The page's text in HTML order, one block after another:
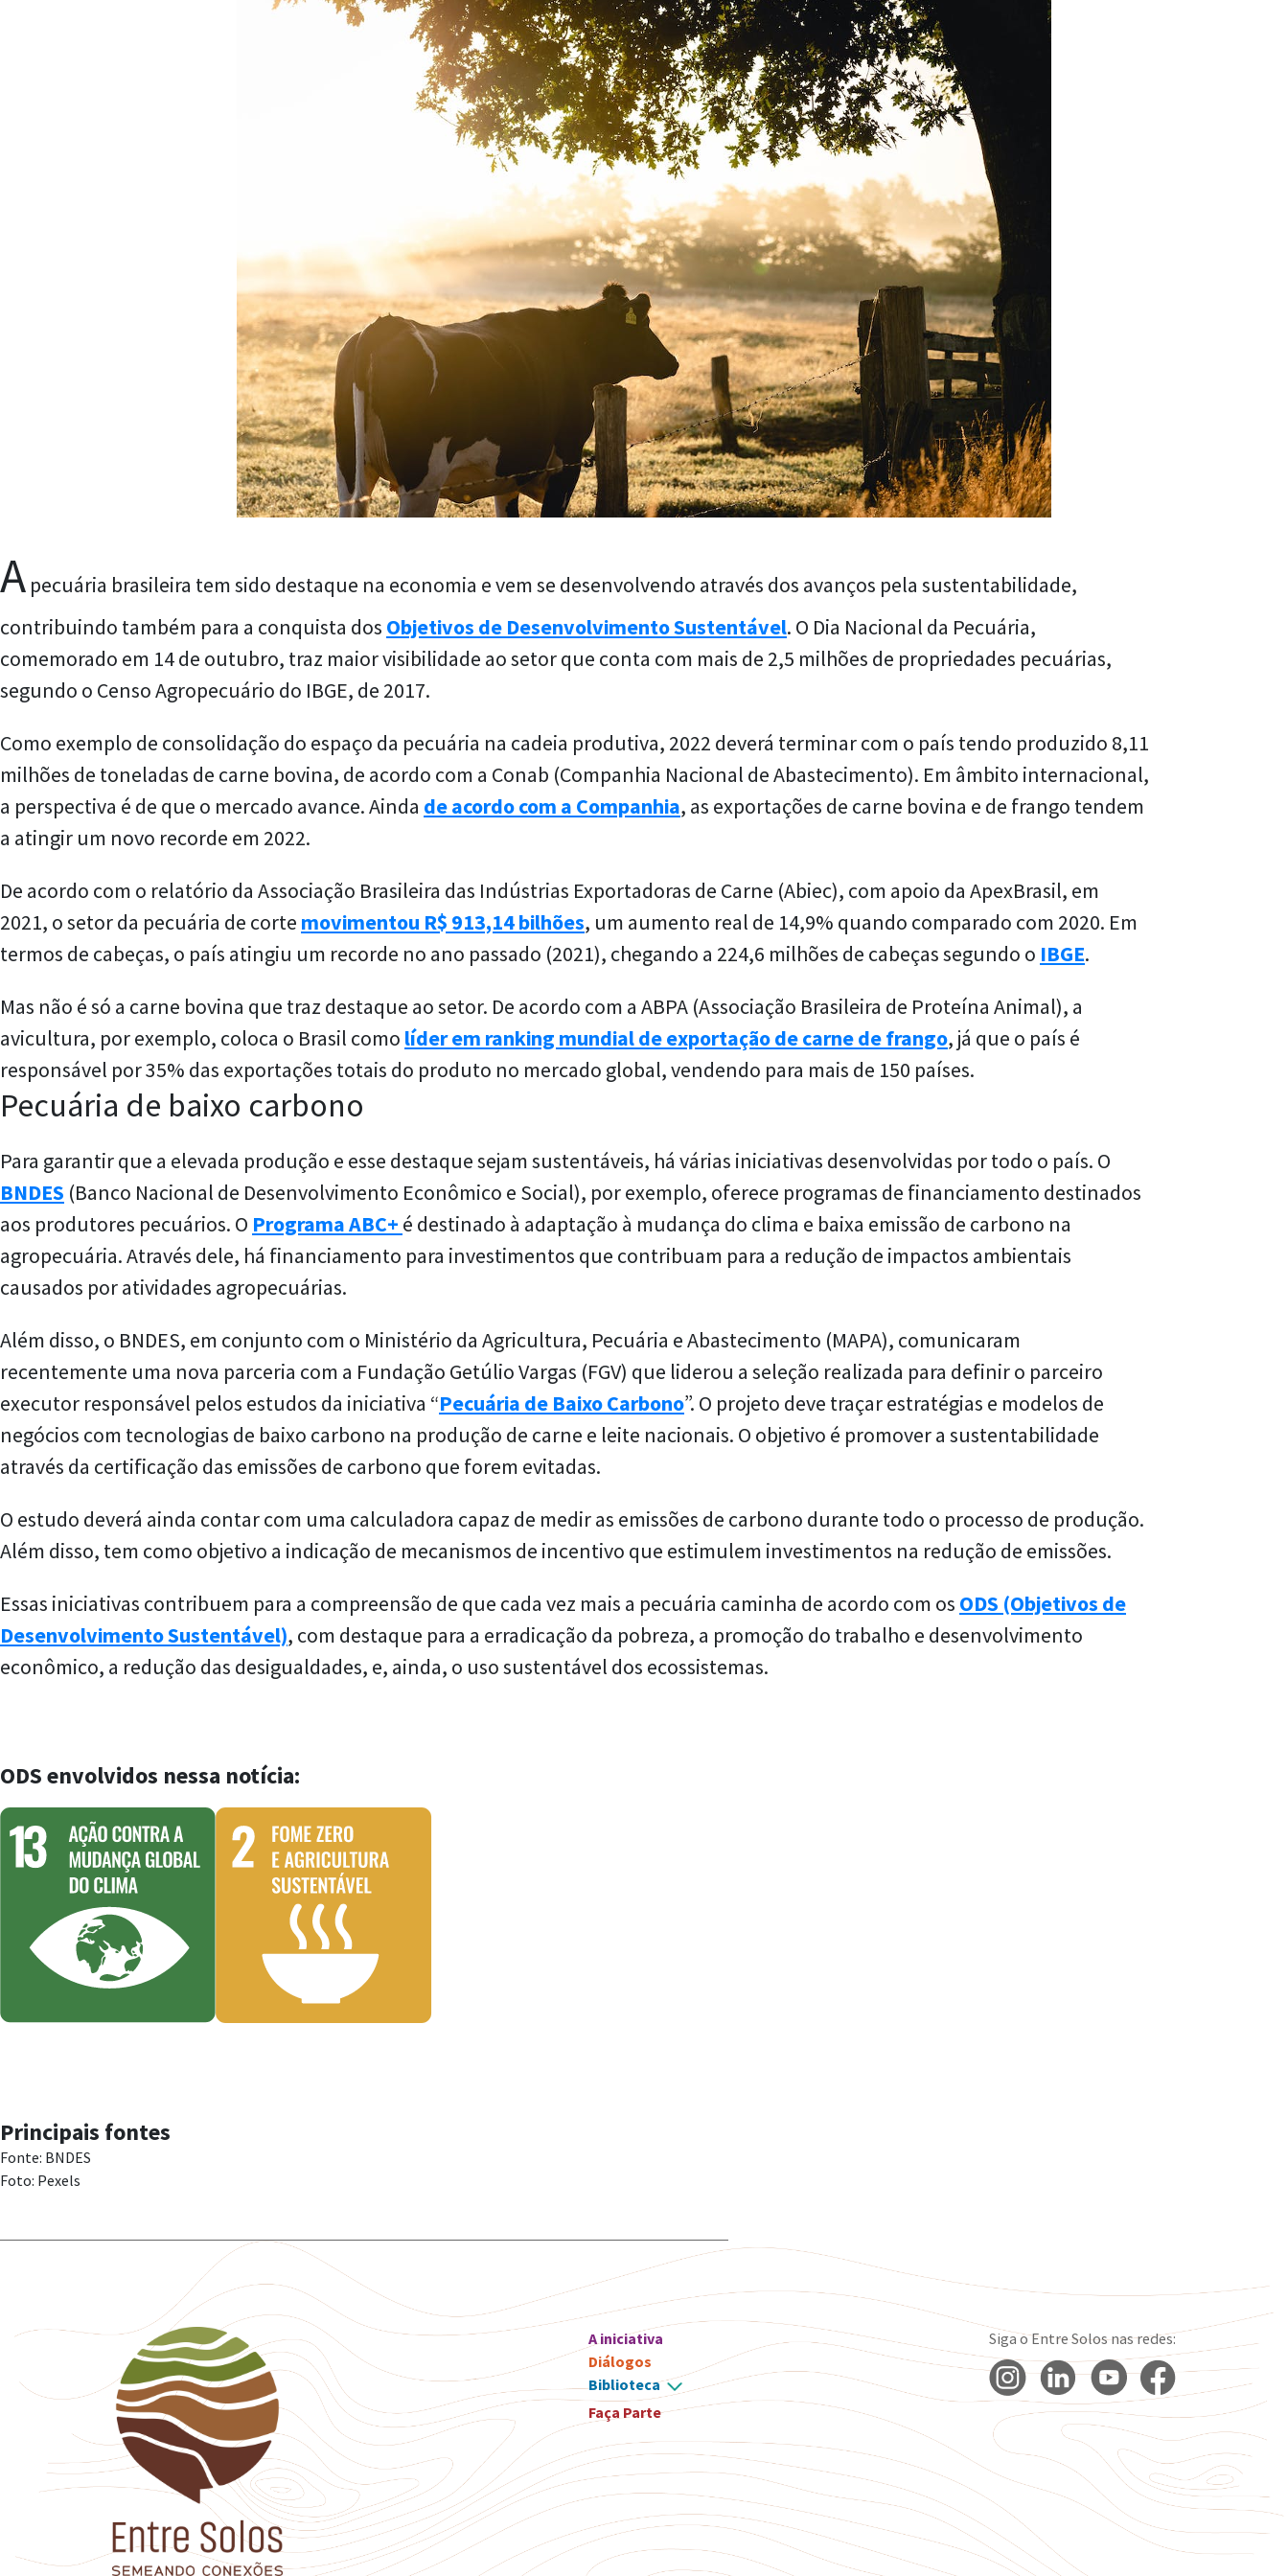
A pecuária brasileira tem sido destaque na economia e vem se desenvolvendo através dos avanços pela sustentabilidade,
contribuindo também para a conquista dos Objetivos de Desenvolvimento Sustentável. O Dia Nacional da Pecuária,
comemorado em 14 de outubro, traz maior visibilidade ao setor que conta com mais de 2,5 milhões de propriedades pecuárias,
segundo o Censo Agropecuário do IBGE, de 2017.
Como exemplo de consolidação do espaço da pecuária na cadeia produtiva, 2022 deverá terminar com o país tendo produzido 8,11
milhões de toneladas de carne bovina, de acordo com a Conab (Companhia Nacional de Abastecimento). Em âmbito internacional,
a perspectiva é de que o mercado avance. Ainda de acordo com a Companhia, as exportações de carne bovina e de frango tendem
a atingir um novo recorde em 2022.
De acordo com o relatório da Associação Brasileira das Indústrias Exportadoras de Carne (Abiec), com apoio da ApexBrasil, em
2021, o setor da pecuária de corte movimentou R$ 913,14 bilhões, um aumento real de 14,9% quando comparado com 2020. Em
termos de cabeças, o país atingiu um recorde no ano passado (2021), chegando a 224,6 milhões de cabeças segundo o IBGE.
Mas não é só a carne bovina que traz destaque ao setor. De acordo com a ABPA (Associação Brasileira de Proteína Animal), a
avicultura, por exemplo, coloca o Brasil como líder em ranking mundial de exportação de carne de frango, já que o país é
responsável por 35% das exportações totais do produto no mercado global, vendendo para mais de 150 países.
Pecuária de baixo carbono
Para garantir que a elevada produção e esse destaque sejam sustentáveis, há várias iniciativas desenvolvidas por todo o país. O
BNDES (Banco Nacional de Desenvolvimento Econômico e Social), por exemplo, oferece programas de financiamento destinados
aos produtores pecuários. O Programa ABC+ é destinado à adaptação à mudança do clima e baixa emissão de carbono na
agropecuária. Através dele, há financiamento para investimentos que contribuam para a redução de impactos ambientais
causados por atividades agropecuárias.
Além disso, o BNDES, em conjunto com o Ministério da Agricultura, Pecuária e Abastecimento (MAPA), comunicaram
recentemente uma nova parceria com a Fundação Getúlio Vargas (FGV) que liderou a seleção realizada para definir o parceiro
executor responsável pelos estudos da iniciativa “Pecuária de Baixo Carbono”. O projeto deve traçar estratégias e modelos de
negócios com tecnologias de baixo carbono na produção de carne e leite nacionais. O objetivo é promover a sustentabilidade
através da certificação das emissões de carbono que forem evitadas.
O estudo deverá ainda contar com uma calculadora capaz de medir as emissões de carbono durante todo o processo de produção.
Além disso, tem como objetivo a indicação de mecanismos de incentivo que estimulem investimentos na redução de emissões.
Essas iniciativas contribuem para a compreensão de que cada vez mais a pecuária caminha de acordo com os ODS (Objetivos de
Desenvolvimento Sustentável), com destaque para a erradicação da pobreza, a promoção do trabalho e desenvolvimento
econômico, a redução das desigualdades, e, ainda, o uso sustentável dos ecossistemas.
ODS envolvidos nessa notícia:
Principais fontes
Fonte: BNDES
Foto: Pexels
A iniciativa
Diálogos
Biblioteca
Faça Parte
Siga o Entre Solos nas redes: